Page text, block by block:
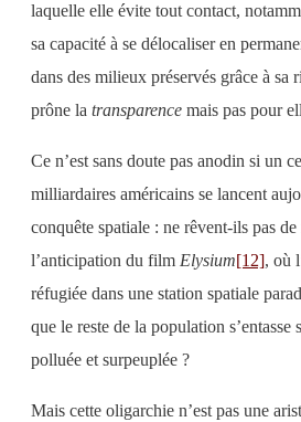
laquelle elle évite tout contact,
sa capacité à se délocaliser en
dans des milieux préservés grâce à sa
prône la transparence mais pas pour
Ce n’est sans doute pas anodin si un
milliardaires américains se lancent
conquête spatiale : ne rêvent-ils pas de
l’anticipation du film Elysium[12], où
réfugiée dans une station spatiale
que le reste de la population s’entasse
polluée et surpeuplée ?
Mais cette oligarchie n’est pas une